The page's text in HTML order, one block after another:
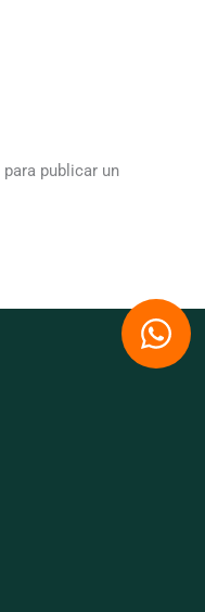
para publicar un
W
h